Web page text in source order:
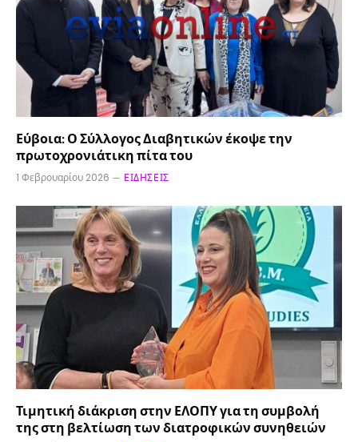
Εύβοια: Ο Σύλλογος Διαβητικών έκοψε την
πρωτοχρονιάτικη πίτα του
1 Φεβρουαρίου 2026 ΕΙΔΉΣΕΙΣ
Τιμητική διάκριση στην ΕΛΟΠΥ για τη συμβολή
της στη βελτίωση των διατροφικών συνηθειών